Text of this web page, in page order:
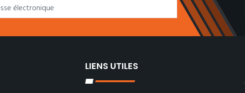
LIENS UTILES